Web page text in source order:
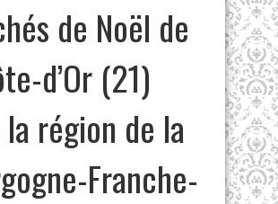
de Noël de
d’Or (21)
la région de la
Franche-